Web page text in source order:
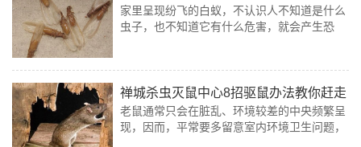
防治白蚁
家里呈现纷飞的白蚁，不认识人不知道是什么
虫子，也不知道它有什么危害，就会产生恐
严重的经济损失。
禅城杀虫灭鼠中心8招驱鼠办法教你赶走
家里的老鼠
老鼠通常只会在脏乱、环境较差的中央频繁呈
现，因而，平常要多留意室内环境卫生问题，